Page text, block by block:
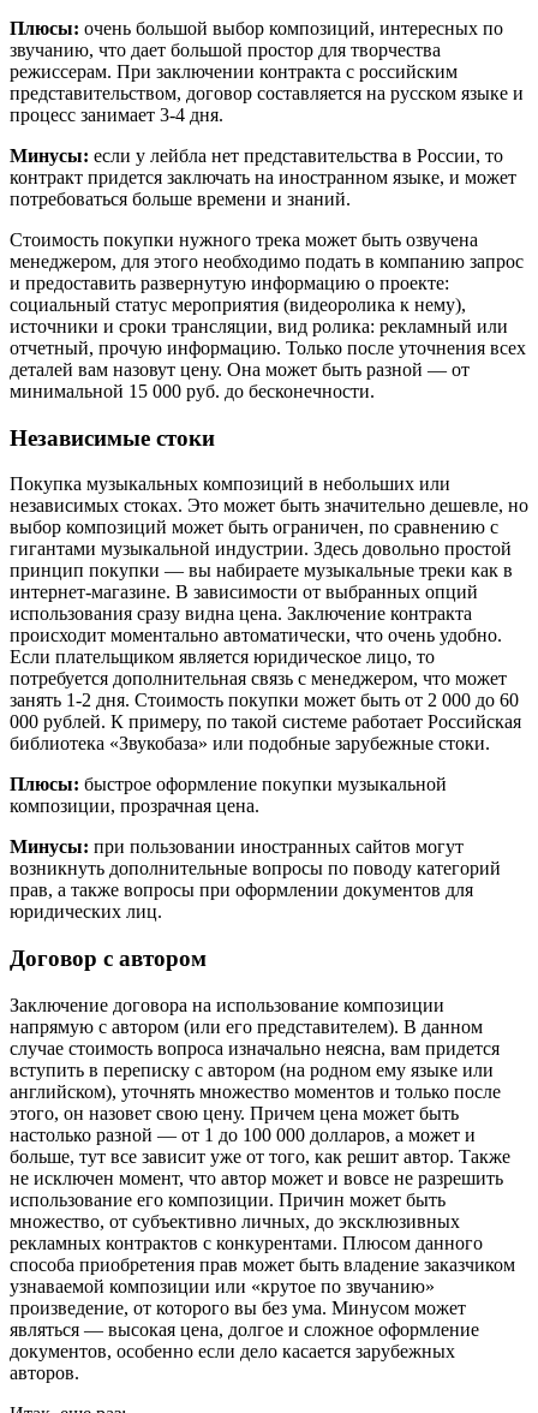
Плюсы: очень большой выбор композиций, интересных по
звучанию, что дает большой простор для творчества
режиссерам. При заключении контракта с российским
представительством, договор составляется на русском языке и
процесс занимает 3-4 дня.
Минусы: если у лейбла нет представительства в России, то
контракт придется заключать на иностранном языке, и может
потребоваться больше времени и знаний.
Стоимость покупки нужного трека может быть озвучена
менеджером, для этого необходимо подать в компанию запрос
и предоставить развернутую информацию о проекте:
социальный статус мероприятия (видеоролика к нему),
источники и сроки трансляции, вид ролика: рекламный или
отчетный, прочую информацию. Только после уточнения всех
деталей вам назовут цену. Она может быть разной — от
минимальной 15 000 руб. до бесконечности.
Независимые стоки
Покупка музыкальных композиций в небольших или
независимых стоках. Это может быть значительно дешевле, но
выбор композиций может быть ограничен, по сравнению с
гигантами музыкальной индустрии. Здесь довольно простой
принцип покупки — вы набираете музыкальные треки как в
интернет-магазине. В зависимости от выбранных опций
использования сразу видна цена. Заключение контракта
происходит моментально автоматически, что очень удобно.
Если плательщиком является юридическое лицо, то
потребуется дополнительная связь с менеджером, что может
занять 1-2 дня. Стоимость покупки может быть от 2 000 до 60
000 рублей. К примеру, по такой системе работает Российская
библиотека «Звукобаза» или подобные зарубежные стоки.
Плюсы: быстрое оформление покупки музыкальной
композиции, прозрачная цена.
Минусы: при пользовании иностранных сайтов могут
возникнуть дополнительные вопросы по поводу категорий
прав, а также вопросы при оформлении документов для
юридических лиц.
Договор с автором
Заключение договора на использование композиции
напрямую с автором (или его представителем). В данном
случае стоимость вопроса изначально неясна, вам придется
вступить в переписку с автором (на родном ему языке или
английском), уточнять множество моментов и только после
этого, он назовет свою цену. Причем цена может быть
настолько разной — от 1 до 100 000 долларов, а может и
больше, тут все зависит уже от того, как решит автор. Также
не исключен момент, что автор может и вовсе не разрешить
использование его композиции. Причин может быть
множество, от субъективно личных, до эксклюзивных
рекламных контрактов с конкурентами. Плюсом данного
способа приобретения прав может быть владение заказчиком
узнаваемой композиции или «крутое по звучанию»
произведение, от которого вы без ума. Минусом может
являться — высокая цена, долгое и сложное оформление
документов, особенно если дело касается зарубежных
авторов.